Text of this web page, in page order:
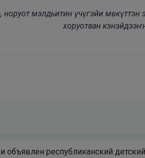
норуот мэлдьитин үчүгэйи
хоруотаан
объявлен республиканский